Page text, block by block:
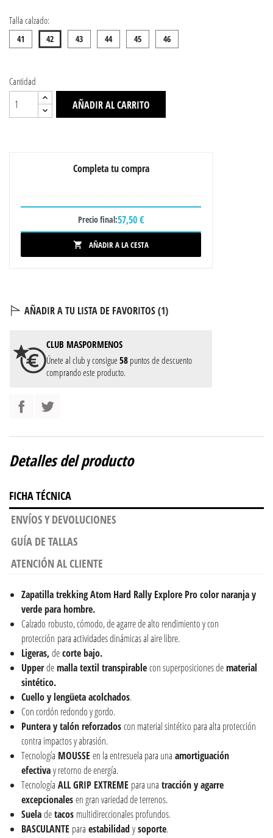
Talla calzado:
41 42 43 44 45 46
Cantidad
AÑADIR AL CARRITO
Completa tu compra
Precio final:57,50 €
 AÑADIR A LA CESTA
AÑADIR A TU LISTA DE FAVORITOS (1)
CLUB MASPORMENOS
Únete al club y consigue58 puntos de descuento
comprando este producto.
Detalles del producto
FICHA TÉCNICA
ENVÍOS Y DEVOLUCIONES
GUÍA DE TALLAS
ATENCIÓN AL CLIENTE
Zapatilla trekkingAtom Hard Rally Explore Pro color naranja y
verde para hombre.
Calzado robusto, cómodo, de agarre de alto rendimiento y con
protección para actividades dinámicas al aire libre.
Ligeras,decorte bajo.
Upperdemalla textil transpirablecon superposiciones dematerial
sintético.
Cuello y lengüeta acolchados.
Con cordón redondo y gordo.
Puntera y talón reforzadoscon material sintético para alta protección
contra impactos y abrasión.
Tecnología MOUSSEen la entresuela para una amortiguación
efectivay retorno de energía.
Tecnología ALL GRIP EXTREME para una tracción y agarre
excepcionalesen gran variedad de terrenos.
Sueladetacos multidireccionales profundos.
BASCULANTE para estabilidad ysoporte.